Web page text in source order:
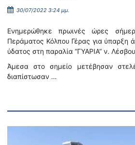
30/07/2022 3:24 μμ.
Ενημερώθηκε πρωινές ώρες
Περάματος Κόλπου Γέρας για ύπαρξη
ύδατος στη παραλία “ΓΥΑΡΙΑ” ν.
Άμεσα στο σημείο μετέβησαν
διαπίστωσαν …